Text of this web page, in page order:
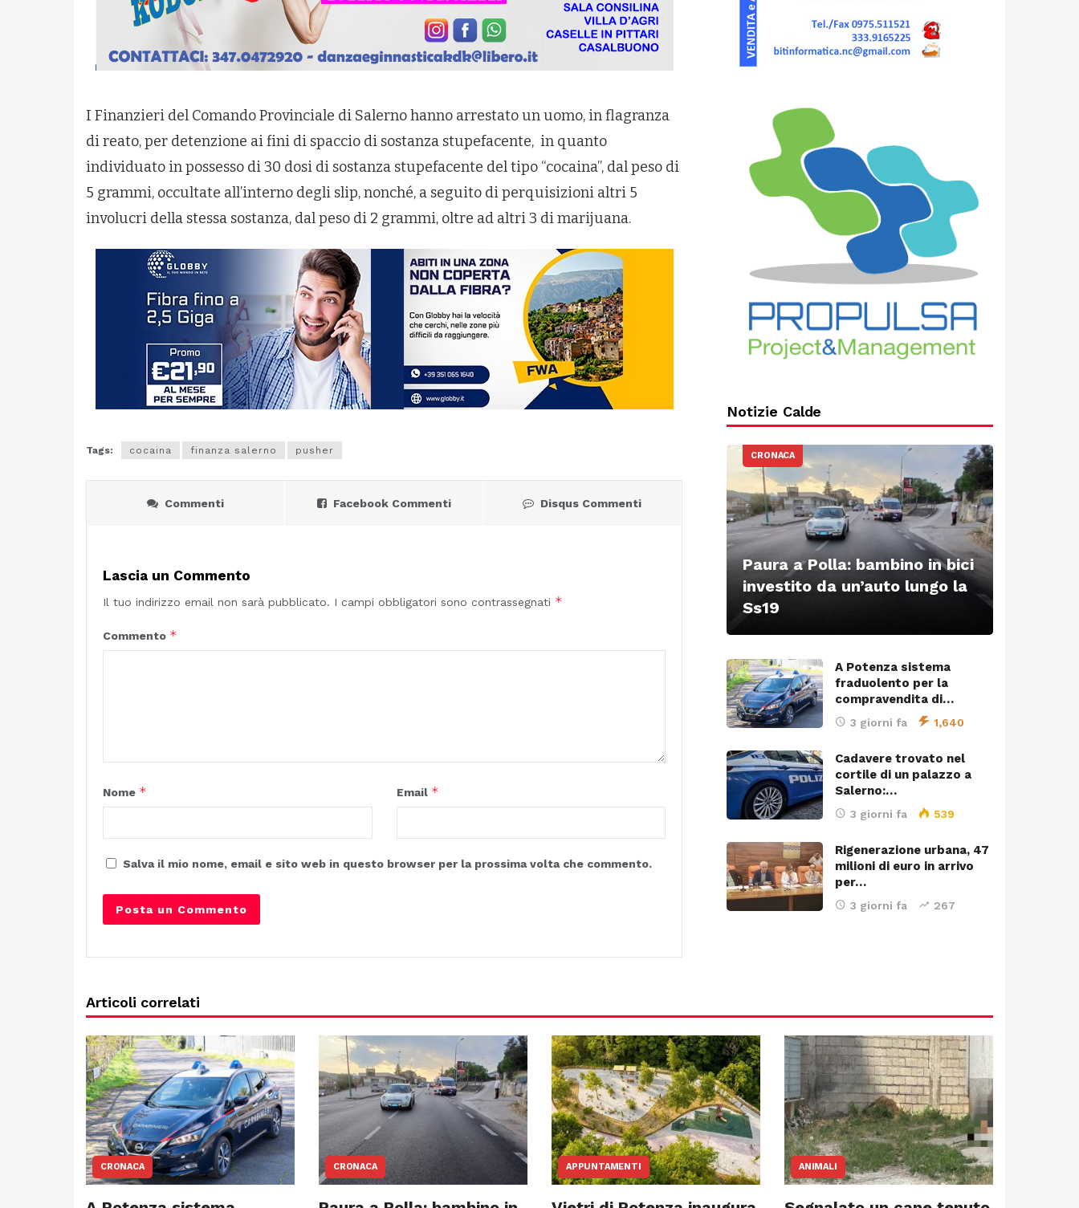
I Finanzieri del Comando Provinciale di Salerno hanno arrestato un uomo, in flagranza
di reato, per detenzione ai fini di spaccio di sostanza stupefacente, in quanto
individuato in possesso di 30 dosi di sostanza stupefacente del tipo “cocaina”, dal peso di
5 grammi, occultate all’interno degli slip, nonché, a seguito di perquisizioni altri 5
involucri della stessa sostanza, dal peso di 2 grammi, oltre ad altri 3 di marijuana.
Tags: cocaina finanza salerno pusher
Commenti Facebook Commenti Disqus Commenti
Lascia un Commento
Il tuo indirizzo email non sarà pubblicato. I campi obbligatori sono contrassegnati *
Commento *
Nome * Email *
Salva il mio nome, email e sito web in questo browser per la prossima volta che commento.
Notizie Calde
CRONACA
Paura a Polla: bambino in bici
investito da un’auto lungo la
Ss19
A Potenza sistema
fraduolento per la
compravendita di…
3 giorni fa 1,640
Cadavere trovato nel
cortile di un palazzo a
Salerno:…
3 giorni fa 539
Rigenerazione urbana, 47
milioni di euro in arrivo
per…
3 giorni fa 267
Articoli correlati
CRONACA CRONACA APPUNTAMENTI ANIMALI